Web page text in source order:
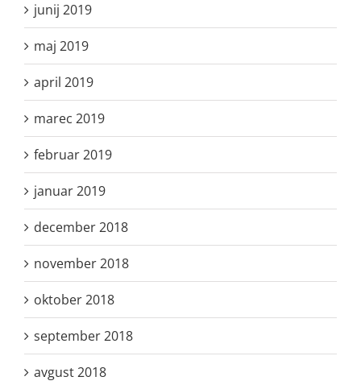
junij 2019
maj 2019
april 2019
marec 2019
februar 2019
januar 2019
december 2018
november 2018
oktober 2018
september 2018
avgust 2018